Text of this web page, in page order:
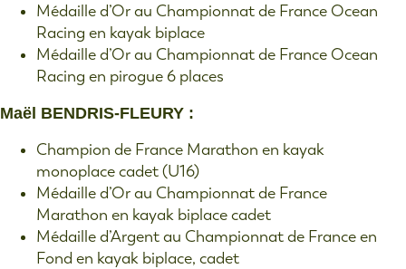
Médaille d’Or au Championnat de France Ocean
Racing en kayak biplace
Médaille d’Or au Championnat de France Ocean
Racing en pirogue 6 places
Maël BENDRIS-FLEURY :
Champion de France Marathon en kayak
monoplace cadet (U16)
Médaille d’Or au Championnat de France
Marathon en kayak biplace cadet
Médaille d’Argent au Championnat de France en
Fond en kayak biplace, cadet